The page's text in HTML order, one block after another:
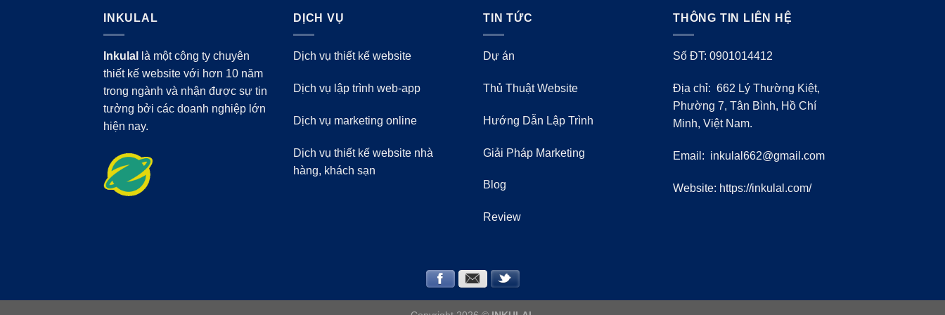
INKULAL
Inkulal
là một công ty chuyên
thiết kế website với hơn 10 năm
trong ngành và nhận được sự tin
tưởng bởi các doanh nghiệp lớn
hiện nay.
DỊCH VỤ
Dịch vụ thiết kế website
Dịch vụ lập trình web-app
Dịch vụ marketing online
Dịch vụ thiết kế website nhà
hàng, khách sạn
TIN TỨC
Dự án
Thủ Thuật Website
Hướng Dẫn Lập Trình
Giải Pháp Marketing
Blog
Review
THÔNG TIN LIÊN HỆ
Số ĐT: 0901014412
Địa chỉ: 662 Lý Thường Kiệt,
Phường 7, Tân Bình, Hồ Chí
Minh, Việt Nam.
Email: inkulal662@gmail.com
Website: https://inkulal.com/